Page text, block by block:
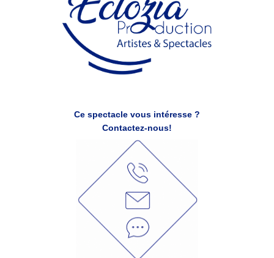
Ce spectacle vous intéresse ?
Contactez-nous!